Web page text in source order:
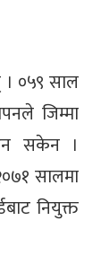
०५९ साल
जिम्मा
सकेन ।
सालमा
नियुक्त